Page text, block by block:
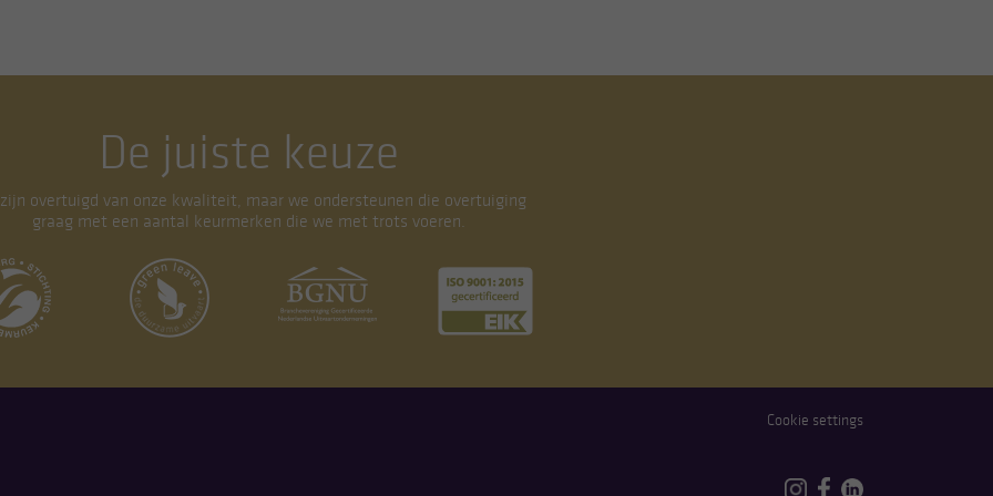
De juiste keuze
overtuigd van onze kwaliteit, maar we ondersteunen die overtuiging
graag met een aantal keurmerken die we met trots voeren.
Cookie settings